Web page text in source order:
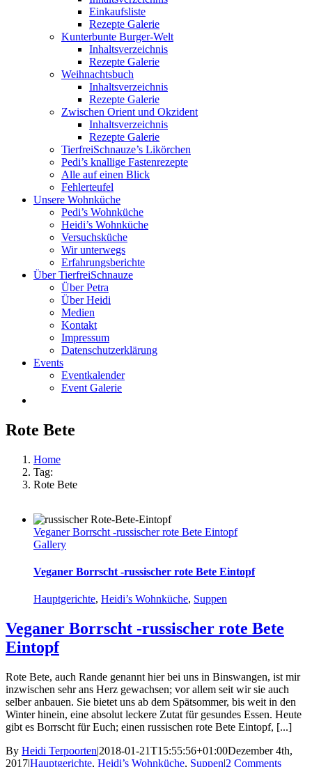
Einkaufsliste
Rezepte Galerie
Kunterbunte Burger-Welt
Inhaltsverzeichnis
Rezepte Galerie
Weihnachtsbuch
Inhaltsverzeichnis
Rezepte Galerie
Zwischen Orient und Okzident
Inhaltsverzeichnis
Rezepte Galerie
TierfreiSchnauze’s Likörchen
Pedi’s knallige Fastenrezepte
Alle auf einen Blick
Fehlerteufel
Unsere Wohnküche
Pedi’s Wohnküche
Heidi’s Wohnküche
Versuchsküche
Wir unterwegs
Erfahrungsberichte
Über TierfreiSchnauze
Über Petra
Über Heidi
Medien
Kontakt
Impressum
Datenschutzerklärung
Events
Eventkalender
Event Galerie
Rote Bete
Home
Tag:
Rote Bete
Veganer Borrscht -russischer rote Bete Eintopf
Gallery
Veganer Borrscht -russischer rote Bete Eintopf
Hauptgerichte, Heidi’s Wohnküche, Suppen
Veganer Borrscht -russischer rote Bete
Eintopf
Rote Bete, auch Rande genannt hier bei uns in Binswangen, ist mir
inzwischen sehr ans Herz gewachsen; vor allem seit wir sie auch
selber anbauen. Sie bietet uns ab dem Spätsommer, bis weit in den
Winter hinein, eine absolut leckere Zutat für gesundes Essen. Heute
gibt es Borrscht für Euch; einen russischen rote Bete Eintopf, [...]
By Heidi Terpoorten|2018-01-21T15:55:56+01:00Dezember 4th,
2017|Hauptgerichte, Heidi’s Wohnküche, Suppen|2 Comments